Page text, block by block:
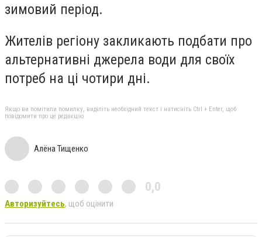
зимовий період.
Жителів регіону закликають подбати про
альтернативні джерела води для своїх
потреб на ці чотири дні.
Якщо ви помітили помилку, виділіть необхідний текст і натисніть Ctrl + Enter, щоб
повідомити про це редакцію
Алёна Тищенко
0,0
Авторизуйтесь, щоб оцінити